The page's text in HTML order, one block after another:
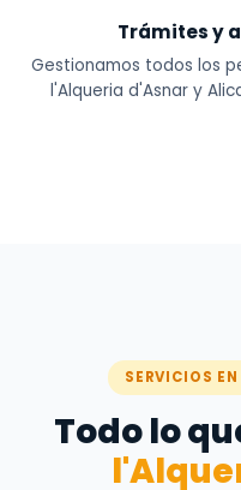
Trámites y
Gestionamos todos los
l'Alqueria d'Asnar y
SERVICIOS
Todo lo